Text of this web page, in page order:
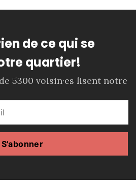
de ce qui se
quartier!
5300 voisin·es lisent notre
S'abonner